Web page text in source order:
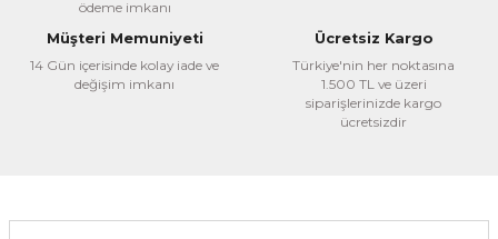
ödeme imkanı
Müşteri Memuniyeti
14 Gün içerisinde kolay iade ve
değişim imkanı
Ücretsiz Kargo
Türkiye'nin her noktasına
1.500 TL ve üzeri
siparişlerinizde kargo
ücretsizdir